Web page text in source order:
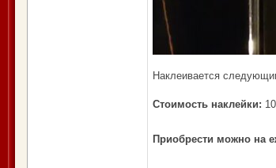
Наклеивается
Стоимость наклейки:
Приобрести можно на